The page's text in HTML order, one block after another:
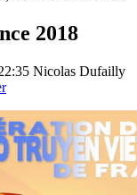
2018
Nicolas Dufailly